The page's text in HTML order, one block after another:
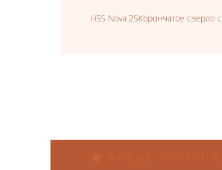
HSS Nova 25Корончатое сверло